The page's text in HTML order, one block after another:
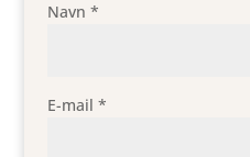
Navn *
E-mail *